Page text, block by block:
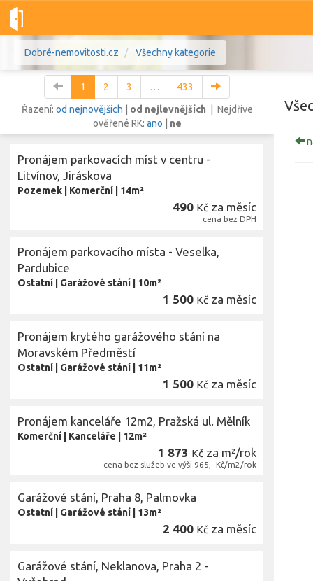
Dobré-nemovitosti.cz Všechny kategorie
Lokalita
1 2 3 …
433
Řazení: od nejnovějších od nejlevnějších
| Nejdříve
ověřené RK: ano ne
Pronájem parkovacích míst v centru -
Litvínov, Jiráskova
Pozemek Komerční 14m²
490 Kč za měsíc
cena bez DPH
Pronájem parkovacího místa - Veselka,
Pardubice
Ostatní Garážové stání 10m²
1 500 Kč za měsíc
Pronájem krytého garážového stání na
Moravském Předměstí
Ostatní Garážové stání 11m²
1 500 Kč za měsíc
Pronájem kanceláře 12m2, Pražská ul. Mělník
Komerční Kanceláře 12m²
1 873 Kč za m²/rok
cena bez služeb ve výši 965,- Kč/m2/rok
Garážové stání, Praha 8, Palmovka
Ostatní Garážové stání 13m²
2 400 Kč za měsíc
Garážové stání, Neklanova, Praha 2 -